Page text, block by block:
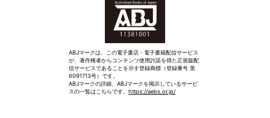
ABJマークは、この電子書店・電子書籍配信サービス
が、著作権者からコンテンツ使用許諾を得た正規版配
信サービスであることを示す登録商標（登録番号 第
6091713号）です。
ABJマークの詳細、ABJマークを掲示しているサービ
スの一覧はこちらです。 https://aebs.or.jp/